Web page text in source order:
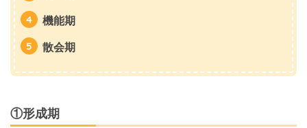
機能期
散会期
①形成期